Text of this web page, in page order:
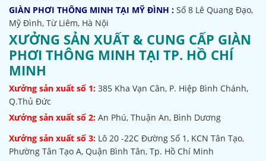
GIÀN PHƠI THÔNG MINH TẠI MỸ ĐÌNH : Số 8 Lê Quang Đạo,
Mỹ Đình, Từ Liêm, Hà Nội
XƯỞNG SẢN XUẤT & CUNG CẤP GIÀN
PHƠI THÔNG MINH TẠI TP. HỒ CHÍ
MINH
Xưởng sản xuất số 1: 385 Kha Vạn Cân, P. Hiệp Bình Chánh,
Q.Thủ Đức
Xưởng sản xuất số 2: An Phú, Thuận An, Bình Dương
Xưởng sản xuất số 3: Lô 20 -22C Đường Số 1, KCN Tân Tạo,
Phường Tân Tạo A, Quận Bình Tân, Tp. Hồ Chí Minh